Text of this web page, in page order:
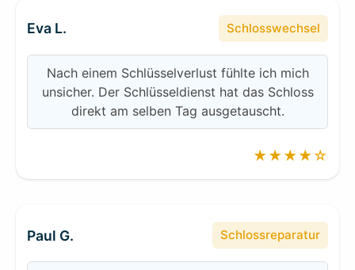
Eva L. Schlosswechsel
Nach einem Schlüsselverlust fühlte ich mich
unsicher. Der Schlüsseldienst hat das Schloss
direkt am selben Tag ausgetauscht.
★★★★☆
Paul G. Schlossreparatur